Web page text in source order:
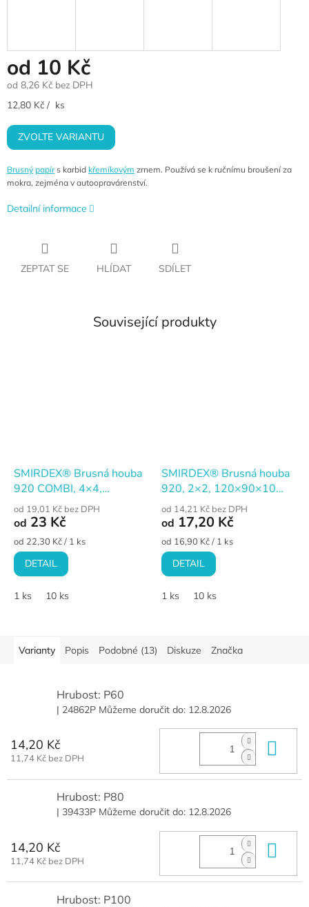
od 10 Kč
od 8,26 Kč bez DPH
Měrná
12,80 Kč / ks
ZVOLTE VARIANTU
Brusný papírs karbid křemíkovým zrnem. Používá se k ručnímu broušení za
mokra, zejména v autoopravárenství.
Detailní informace
ZEPTAT SE HLÍDAT SDÍLET
Související produkty
SMIRDEX® Brusná houba
920 COMBI, 4×4,
100×70×25 mm, P120
(FINE)
od 19,01 Kč bez DPH
od 23 Kč
Měrná
cena:
od 22,30 Kč / 1 ks
DETAIL
1 ks 10 ks
SMIRDEX® Brusná houba
920, 2×2, 120×90×10
mm, P120 (FINE)
od 14,21 Kč bez DPH
od 17,20 Kč
Měrná
cena:
od 16,90 Kč / 1 ks
DETAIL
1 ks 10 ks
Varianty Popis Podobné (13) Diskuze Značka
Hrubost: P60
| 24862P Můžeme doručit do: 12.8.2026
14,20 Kč
11,74 Kč bez DPH
Hrubost: P80
| 39433P Můžeme doručit do: 12.8.2026
14,20 Kč
11,74 Kč bez DPH
Hrubost: P100